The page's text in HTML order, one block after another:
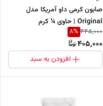
صابون کرمی داو آمریکا مدل
Original | حاوی ¼ کرم
مرطوب‌کننده مناسب صورت، بدن
و دست
445,000
8%
405,000
افزودن به سبد